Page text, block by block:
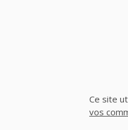
Ce site
vos